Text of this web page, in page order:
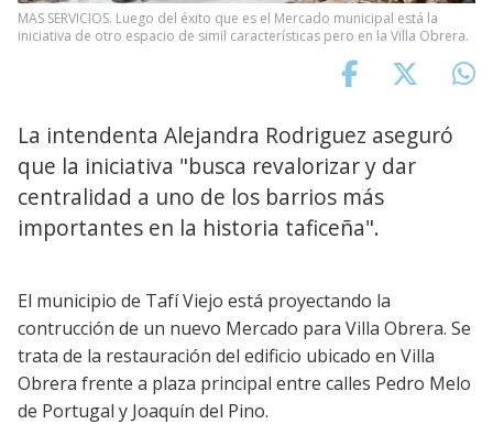
MAS SERVICIOS. Luego del éxito que es el Mercado municipal está la
iniciativa de otro espacio de simil características pero en la Villa Obrera.
La intendenta Alejandra Rodriguez aseguró
que la iniciativa "busca revalorizar y dar
centralidad a uno de los barrios más
importantes en la historia taficeña".
El municipio de Tafí Viejo está proyectando la
contrucción de un nuevo Mercado para Villa Obrera. Se
trata de la restauración del edificio ubicado en Villa
Obrera frente a plaza principal entre calles Pedro Melo
de Portugal y Joaquín del Pino.